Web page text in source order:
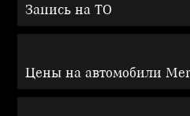
Запись на ТО
Цены на автомобили